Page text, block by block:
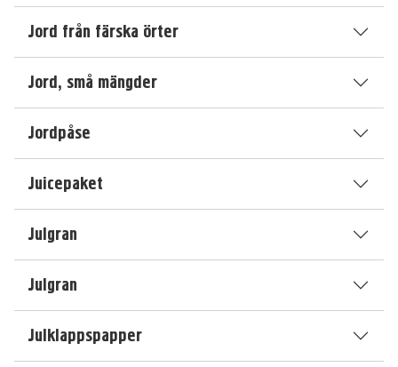
Jord från färska örter
Jord, små mängder
Jordpåse
Juicepaket
Julgran
Julgran
Julklappspapper